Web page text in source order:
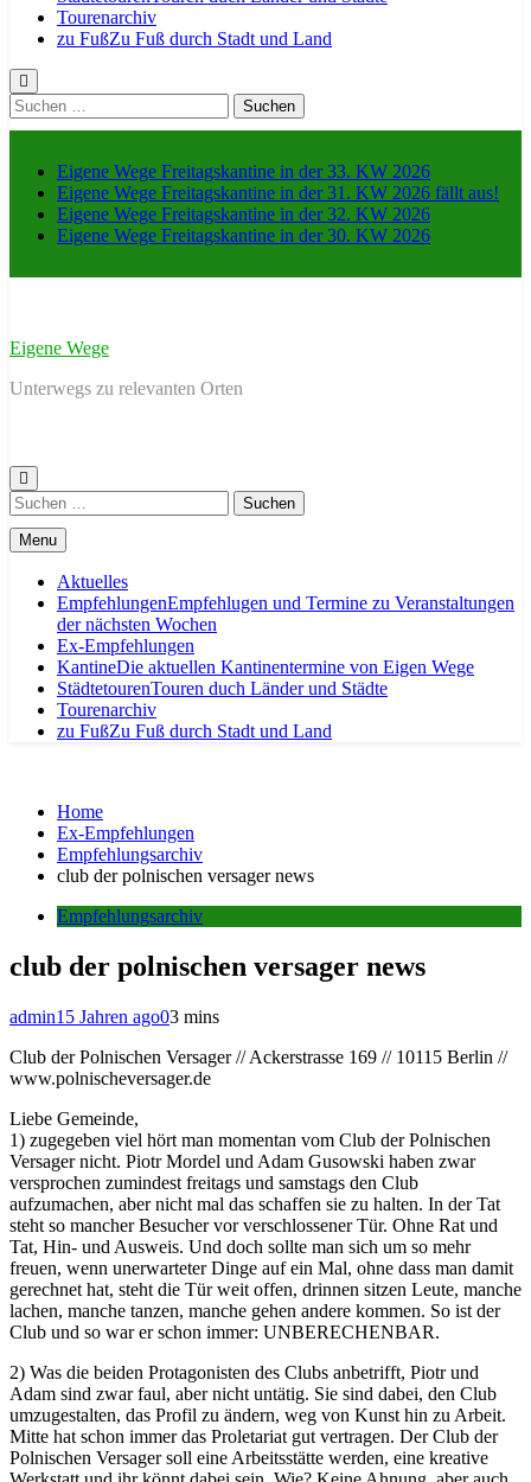
Tourenarchiv
zu FußZu Fuß durch Stadt und Land
Suche
nach:
Eigene Wege Freitagskantine in der 33. KW 2026
Eigene Wege Freitagskantine in der 31. KW 2026 fällt aus!
Eigene Wege Freitagskantine in der 32. KW 2026
Eigene Wege Freitagskantine in der 30. KW 2026
Eigene Wege
Unterwegs zu relevanten Orten
Suche
nach:
Menu
Aktuelles
EmpfehlungenEmpfehlugen und Termine zu Veranstaltungen
der nächsten Wochen
Ex-Empfehlungen
KantineDie aktuellen Kantinentermine von Eigen Wege
StädtetourenTouren duch Länder und Städte
Tourenarchiv
zu FußZu Fuß durch Stadt und Land
Home
Ex-Empfehlungen
Empfehlungsarchiv
club der polnischen versager news
Empfehlungsarchiv
club der polnischen versager news
admin15 Jahren ago03 mins
Club der Polnischen Versager // Ackerstrasse 169 // 10115 Berlin //
www.polnischeversager.de
Liebe Gemeinde,
1) zugegeben viel hört man momentan vom Club der Polnischen
Versager nicht. Piotr Mordel und Adam Gusowski haben zwar
versprochen zumindest freitags und samstags den Club
aufzumachen, aber nicht mal das schaffen sie zu halten. In der Tat
steht so mancher Besucher vor verschlossener Tür. Ohne Rat und
Tat, Hin- und Ausweis. Und doch sollte man sich um so mehr
freuen, wenn unerwarteter Dinge auf ein Mal, ohne dass man damit
gerechnet hat, steht die Tür weit offen, drinnen sitzen Leute, manche
lachen, manche tanzen, manche gehen andere kommen. So ist der
Club und so war er schon immer: UNBERECHENBAR.
2) Was die beiden Protagonisten des Clubs anbetrifft, Piotr und
Adam sind zwar faul, aber nicht untätig. Sie sind dabei, den Club
umzugestalten, das Profil zu ändern, weg von Kunst hin zu Arbeit.
Mitte hat schon immer das Proletariat gut vertragen. Der Club der
Polnischen Versager soll eine Arbeitsstätte werden, eine kreative